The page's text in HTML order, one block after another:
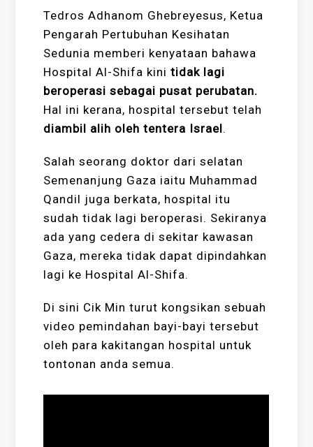
Tedros Adhanom Ghebreyesus, Ketua
Pengarah Pertubuhan Kesihatan
Sedunia memberi kenyataan bahawa
Hospital Al-Shifa kinitidak lagi
beroperasi sebagai pusat perubatan.
Hal ini kerana, hospital tersebut telah
diambil alih oleh tentera Israel.
Salah seorang doktor dari selatan
Semenanjung Gaza iaitu Muhammad
Qandil juga berkata, hospital itu
sudah tidak lagi beroperasi. Sekiranya
ada yang cedera di sekitar kawasan
Gaza, mereka tidak dapat dipindahkan
lagi ke Hospital Al-Shifa.
Di sini Cik Min turut kongsikan sebuah
video pemindahan bayi-bayi tersebut
oleh para kakitangan hospital untuk
tontonan anda semua.